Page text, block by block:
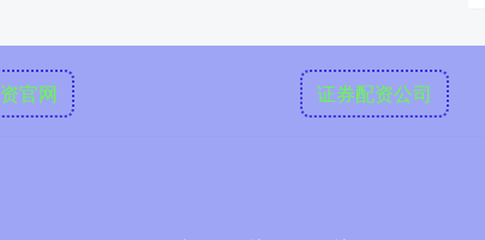
官网 证券配资公司